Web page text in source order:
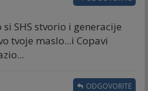
SHS stvorio i generacije
tvoje maslo...i Copavi
ODGOVORITE